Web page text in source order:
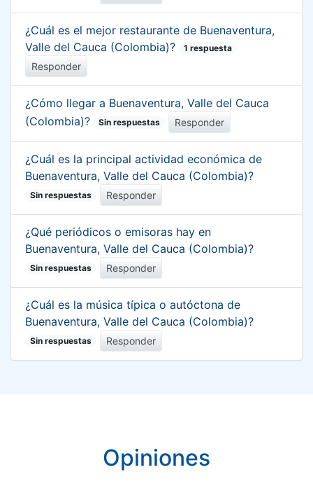
¿Cuál es el mejor restaurante de Buenaventura,
Valle del Cauca (Colombia)?
1 respuesta
Responder
¿Cómo llegar a Buenaventura, Valle del Cauca
(Colombia)?
Sin respuestas Responder
¿Cuál es la principal actividad económica de
Buenaventura, Valle del Cauca (Colombia)?
Sin respuestas Responder
¿Qué periódicos o emisoras hay en
Buenaventura, Valle del Cauca (Colombia)?
Sin respuestas Responder
¿Cuál es la música típica o autóctona de
Buenaventura, Valle del Cauca (Colombia)?
Sin respuestas Responder
Opiniones